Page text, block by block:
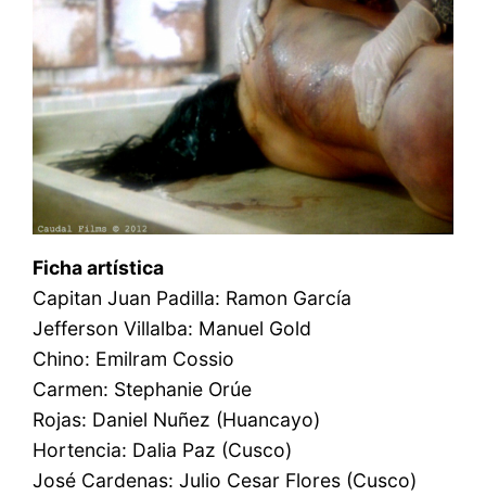
Ficha artística
Capitan Juan Padilla: Ramon García
Jefferson Villalba: Manuel Gold
Chino: Emilram Cossio
Carmen: Stephanie Orúe
Rojas: Daniel Nuñez (Huancayo)
Hortencia: Dalia Paz (Cusco)
José Cardenas: Julio Cesar Flores (Cusco)